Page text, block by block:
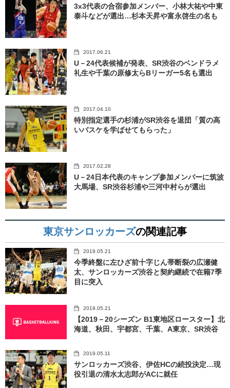
3x3代表の合宿参加メンバー、小林大祐や中東
泰斗などが選出…杉本天昇や富永啓生の名も
2017.06.21
U－24代表候補が発表、SR渋谷のベンドラメ
礼生や千葉の原修太らBリーガー5名も選出
2017.04.10
特別指定選手の杉浦がSR渋谷を退団「質の高
いバスケを学ばせてもらった」
2017.02.28
U－24日本代表のキャンプ参加メンバーに筑波
大馬場、SR渋谷杉浦や三河中村らが選出
東京サンロッカーズの関連記事
2019.05.21
今季終盤に左ひざ前十字じん帯断裂の広瀬健
太、サンロッカーズ渋谷と契約継続で在籍7季
目に突入
2019.05.21
【2019－20シーズン B1東地区ロースター】北
海道、秋田、宇都宮、千葉、A東京、SR渋谷
2019.05.11
サンロッカーズ渋谷、伊佐HCの続投決定…現
役引退の清水太志郎がACに就任